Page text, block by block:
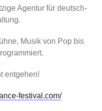
Agentur für deutsch-
Musik von Pop bis
entgehen!
festival.com/